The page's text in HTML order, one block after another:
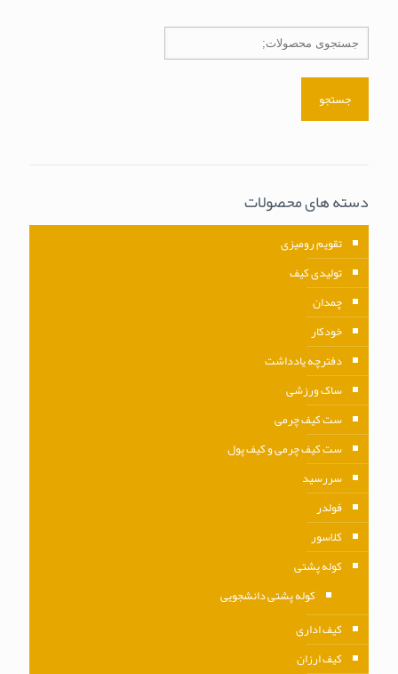
جستجو
دسته های محصولات
تقویم رومیزی
تولیدی کیف
چمدان
خودکار
دفترچه یادداشت
ساک ورزشی
ست کیف چرمی
ست کیف چرمی و کیف پول
سررسید
فولدر
کلاسور
کوله پشتی
کوله پشتی دانشجویی
کیف اداری
کیف ارزان